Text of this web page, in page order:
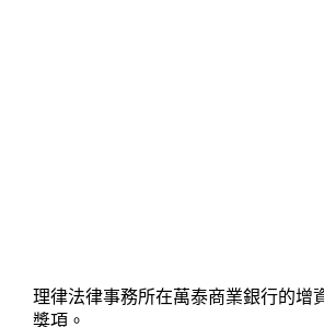
理律法律事務所在萬泰商業銀行的增
獎項。